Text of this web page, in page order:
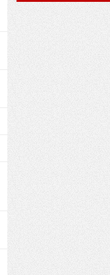
Data wytworzenia: